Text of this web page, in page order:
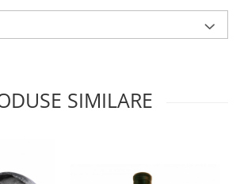
depozitare
SIMILARE